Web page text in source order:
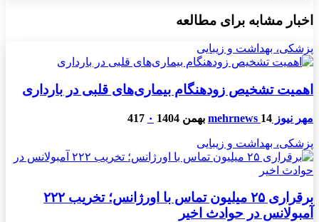
اخبار مشابه برای مطالعه
پزشکی، بهداشت و زیبایی
اهمیت تشخیص زودهنگام بیماری‌های قلبی در بارداری
مهر نیوز mehrnews 14 بهمن 1404 ۰ 417
پزشکی، بهداشت و زیبایی
برقراری ۲۵ میلیون تماس با اورژانس؛ تخریب ۲۲۲
آمبولانس در حوادث اخیر